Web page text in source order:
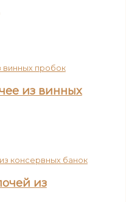
из винных
из